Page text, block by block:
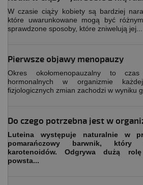
W czasie ciąży kobiety są bardziej
które uwarunkowane mogą być
sprawdzone sposoby, które zniwelują jej...
Pierwsze objawy menopauzy
Okres okołomenopauzalny to
hormonalnych w organizmie
fizjologicznych zmian zachodzi w wyniku
Do czego potrzebna jest w
Luteina występuje naturalnie w
pomarańczowy barwnik,
karotenoidów. Odgrywa dużą
powsta...